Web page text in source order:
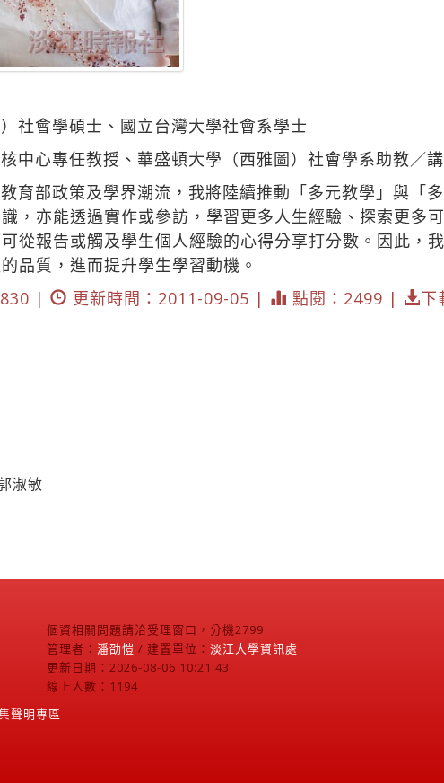
社會學碩士、國立台灣大學社會系學士
中心專任教授、華盛頓大學（西雅圖）社會學系助教／
育部政策及學界潮流，我將陸續推動「多元教學」與「
，亦能透過實作或參訪，學習更多人生經驗、探索更多可
從報告或觸及學生個人經驗的心得分享打分數。因此，
品質，進而提升學生學習動機。
|
更新時間：2011-09-05 | 點閱：2499 | 下
淑敏
個資相關問題請洽受理窗口，分機2799
管理者： 潘劭愷 / 建置單位： 淡江大學資訊處
更新日期：2026-08-06 10:21:43
線上人數：1194
聲明專區